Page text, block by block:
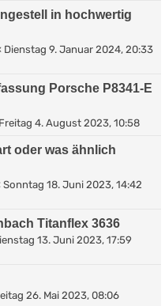
in hochwertig
Dienstag 9. Januar 2024, 20:33
Porsche P8341-E
Freitag 4. August 2023, 10:58
oder was ähnlich
Sonntag 18. Juni 2023, 14:42
Titanflex 3636
13. Juni 2023, 17:59
26. Mai 2023, 08:06